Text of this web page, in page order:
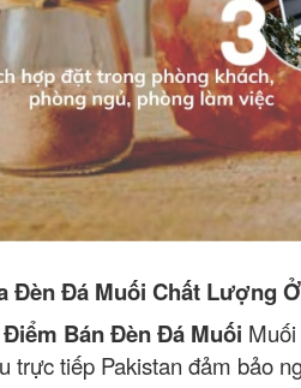
Đèn Đá Muối Chất Lượng
Bán Đèn Đá Muối
trực tiếp Pakistan đảm bảo